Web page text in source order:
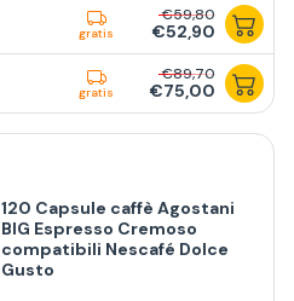
gratis
€59,80
€52,90
gratis
€89,70
€75,00
120 Capsule caffè Agostani
BIG Espresso Cremoso
compatibili Nescafé Dolce
Gusto